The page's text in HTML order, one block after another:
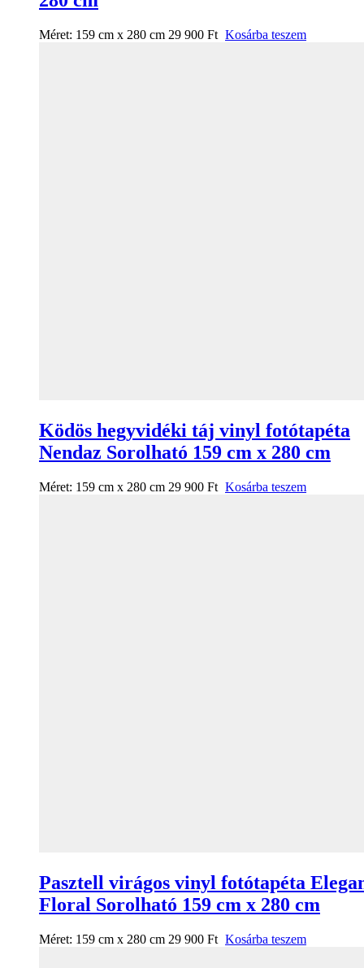
Méret: 159 cm x 280 cm 29 900 Ft Kosárba teszem
Ködös hegyvidéki táj vinyl fotótapéta
Nendaz Sorolható 159 cm x 280 cm
Méret: 159 cm x 280 cm 29 900 Ft Kosárba teszem
Pasztell virágos vinyl fotótapéta
Floral Sorolható 159 cm x 280 cm
Méret: 159 cm x 280 cm 29 900 Ft Kosárba teszem